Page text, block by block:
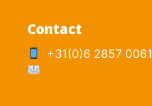
Contact
+31(0)6 2857 0061